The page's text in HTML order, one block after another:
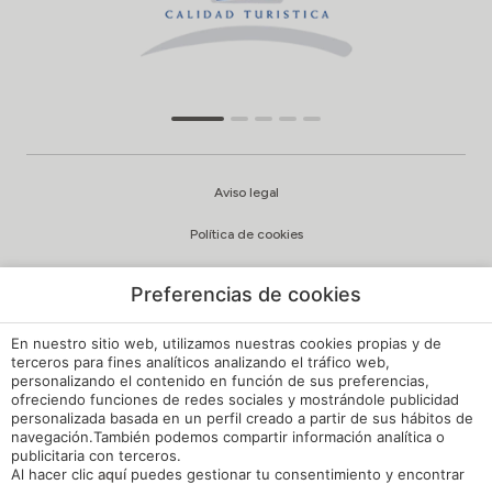
Aviso legal
Política de cookies
Política de Calidad y Medioambiente
Canal de Denuncias Hoteles de España
Reglamento de Régimen Interno
Mi reserva
Preferencias de cookies
En nuestro sitio web, utilizamos nuestras cookies propias y de
terceros para fines analíticos analizando el tráfico web,
personalizando el contenido en función de sus preferencias,
ofreciendo funciones de redes sociales y mostrándole publicidad
personalizada basada en un perfil creado a partir de sus hábitos de
navegación.También podemos compartir información analítica o
publicitaria con terceros.
Al hacer clic aquípuedes gestionar tu consentimiento y encontrar